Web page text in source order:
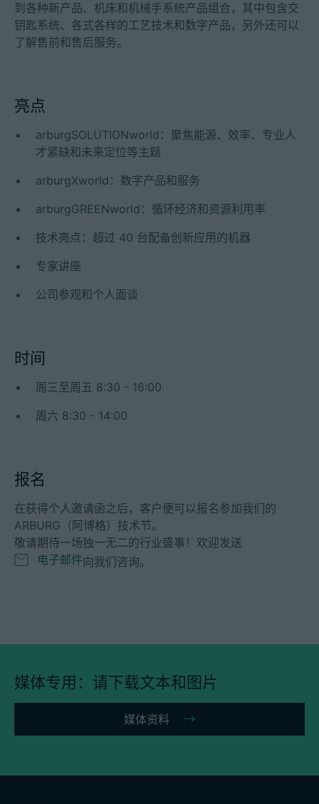
客户门户登陆
到各种新产品、机床和机械手系统产品组合，其中包含交
钥匙系统、各式各样的工艺技术和数字产品，另外还可以
了解售前和售后服务。
亮点
arburgSOLUTIONworld：聚焦能源、效率、专业人
才紧缺和未来定位等主题
arburgXworld：数字产品和服务
arburgGREENworld：循环经济和资源利用率
技术亮点：超过 40 台配备创新应用的机器
专家讲座
公司参观和个人面谈
时间
周三至周五 8:30 - 16:00
周六 8:30 - 14:00
报名
在获得个人邀请函之后，客户便可以报名参加我们的
ARBURG（阿博格）技术节。
敬请期待一场独一无二的行业盛事！欢迎发送
电子邮件向我们咨询。
媒体专用：请下载文本和图片
媒体资料